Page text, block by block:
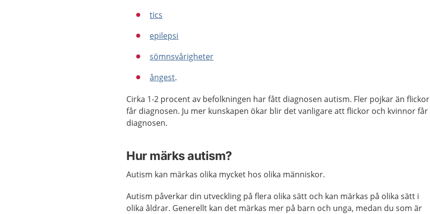
tics
epilepsi
sömnsvårigheter
ångest.
Cirka 1-2 procent av befolkningen har fått diagnosen autism. Fler pojkar än flickor
får diagnosen. Ju mer kunskapen ökar blir det vanligare att flickor och kvinnor får
diagnosen.
Hur märks autism?
Autism kan märkas olika mycket hos olika människor.
Autism påverkar din utveckling på flera olika sätt och kan märkas på olika sätt i
olika åldrar. Generellt kan det märkas mer på barn och unga, medan du som är